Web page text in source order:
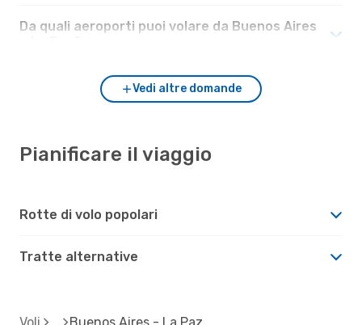
Da quali aeroporti puoi volare da Buenos Aires
Vedi altre domande
Pianificare il viaggio
Rotte di volo popolari
Tratte alternative